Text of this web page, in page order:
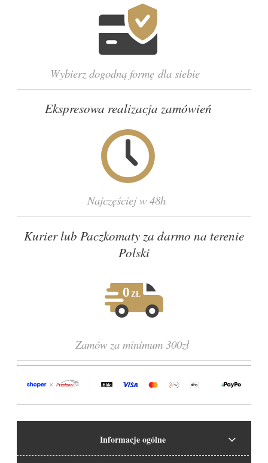
Wybierz dogodną formę dla siebie
Ekspresowa realizacja zamówień
Najczęściej w 48h
Kurier lub Paczkomaty za darmo na terenie
Polski
Zamów za minimum 300zł
Informacje ogólne